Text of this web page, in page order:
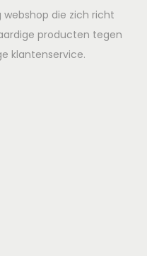
webshop die zich richt
producten tegen
klantenservice.